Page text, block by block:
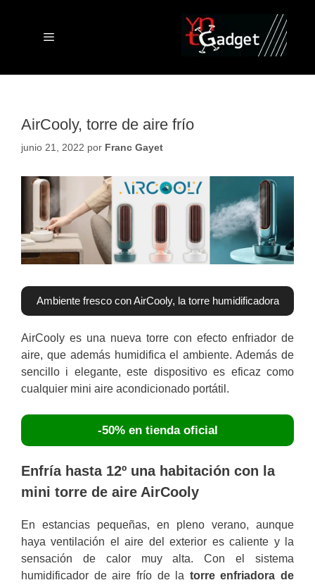
contenido
Menú
AirCooly, torre de aire frío
junio 21, 2022 por Franc Gayet
Ambiente fresco con AirCooly, la torre humidificadora
AirCooly es una nueva torre con efecto enfriador de
aire, que además humidifica el ambiente. Además de
sencillo i elegante, este dispositivo es eficaz como
cualquier mini aire acondicionado portátil.
-50% en tienda oficial
Enfría hasta 12º una habitación con la
mini torre de aire AirCooly
En estancias pequeñas, en pleno verano, aunque
haya ventilación el aire del exterior es caliente y la
sensación de calor muy alta. Con el sistema
humidificador de aire frío de la torre enfriadora de